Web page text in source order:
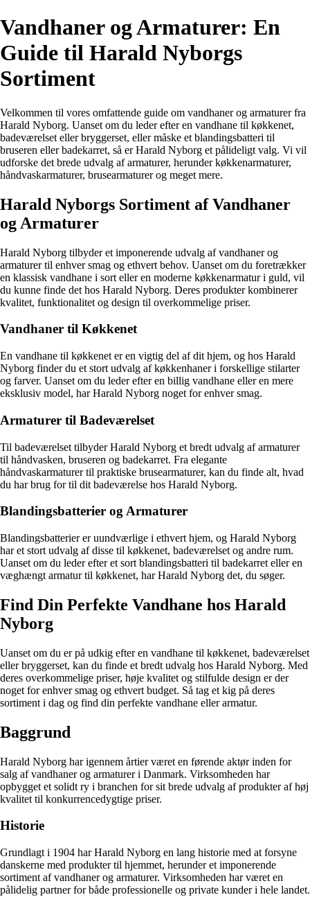
Vandhaner og Armaturer: En
Guide til Harald Nyborgs
Sortiment
Velkommen til vores omfattende guide om vandhaner og armaturer fra
Harald Nyborg. Uanset om du leder efter en vandhane til køkkenet,
badeværelset eller bryggerset, eller måske et blandingsbatteri til
bruseren eller badekarret, så er Harald Nyborg et pålideligt valg. Vi vil
udforske det brede udvalg af armaturer, herunder køkkenarmaturer,
håndvaskarmaturer, brusearmaturer og meget mere.
Harald Nyborgs Sortiment af Vandhaner
og Armaturer
Harald Nyborg tilbyder et imponerende udvalg af vandhaner og
armaturer til enhver smag og ethvert behov. Uanset om du foretrækker
en klassisk vandhane i sort eller en moderne køkkenarmatur i guld, vil
du kunne finde det hos Harald Nyborg. Deres produkter kombinerer
kvalitet, funktionalitet og design til overkommelige priser.
Vandhaner til Køkkenet
En vandhane til køkkenet er en vigtig del af dit hjem, og hos Harald
Nyborg finder du et stort udvalg af køkkenhaner i forskellige stilarter
og farver. Uanset om du leder efter en billig vandhane eller en mere
eksklusiv model, har Harald Nyborg noget for enhver smag.
Armaturer til Badeværelset
Til badeværelset tilbyder Harald Nyborg et bredt udvalg af armaturer
til håndvasken, bruseren og badekarret. Fra elegante
håndvaskarmaturer til praktiske brusearmaturer, kan du finde alt, hvad
du har brug for til dit badeværelse hos Harald Nyborg.
Blandingsbatterier og Armaturer
Blandingsbatterier er uundværlige i ethvert hjem, og Harald Nyborg
har et stort udvalg af disse til køkkenet, badeværelset og andre rum.
Uanset om du leder efter et sort blandingsbatteri til badekarret eller en
væghængt armatur til køkkenet, har Harald Nyborg det, du søger.
Find Din Perfekte Vandhane hos Harald
Nyborg
Uanset om du er på udkig efter en vandhane til køkkenet, badeværelset
eller bryggerset, kan du finde et bredt udvalg hos Harald Nyborg. Med
deres overkommelige priser, høje kvalitet og stilfulde design er der
noget for enhver smag og ethvert budget. Så tag et kig på deres
sortiment i dag og find din perfekte vandhane eller armatur.
Baggrund
Harald Nyborg har igennem årtier været en førende aktør inden for
salg af vandhaner og armaturer i Danmark. Virksomheden har
opbygget et solidt ry i branchen for sit brede udvalg af produkter af høj
kvalitet til konkurrencedygtige priser.
Historie
Grundlagt i 1904 har Harald Nyborg en lang historie med at forsyne
danskerne med produkter til hjemmet, herunder et imponerende
sortiment af vandhaner og armaturer. Virksomheden har været en
pålidelig partner for både professionelle og private kunder i hele landet.